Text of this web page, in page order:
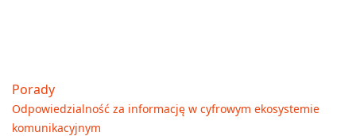
Porady
Odpowiedzialność za informację w cyfrowym ekosystemie
komunikacyjnym